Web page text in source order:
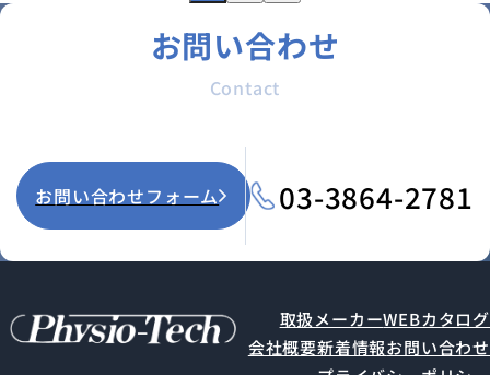
お問い合わせ
Contact
お問い合わせフォーム 03-3864-2781
取扱メーカーWEBカタログ
会社概要新着情報お問い合わせ